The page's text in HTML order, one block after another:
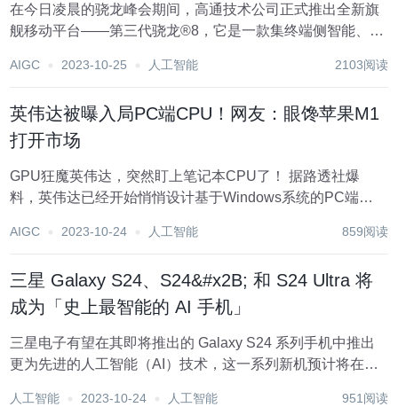
在今日凌晨的骁龙峰会期间，高通技术公司正式推出全新旗
舰移动平台——第三代骁龙®8，它是一款集终端侧智能、顶
SoC领导者，高通技术公司的全新平台将在全球OEM厂商和
AIGC 2023-10-25 人工智能 2103阅读
英伟达被曝入局PC端CPU！网友：眼馋苹果M1
打开市场
GPU狂魔英伟达，突然盯上笔记本CPU了！ 据路透社爆
料，英伟达已经开始悄悄设计基于Windows系统的PC端
能看到英伟达的笔记本芯片。 要知道，之前在Windows操作
AIGC 2023-10-24 人工智能 859阅读
三星 Galaxy S24、S24&#x2B; 和 S24 Ultra 将
成为「史上最智能的 AI 手机」
三星电子有望在其即将推出的 Galaxy S24 系列手机中推出
更为先进的人工智能（AI）技术，这一系列新机预计将在明
Galaxy S24、Galaxy S24+和 Galaxy S24...
人工智能 2023-10-24 人工智能 951阅读